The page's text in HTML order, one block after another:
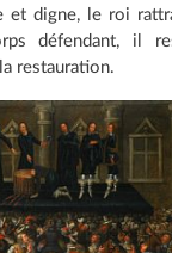
et digne, le roi
défendant, il
restauration.